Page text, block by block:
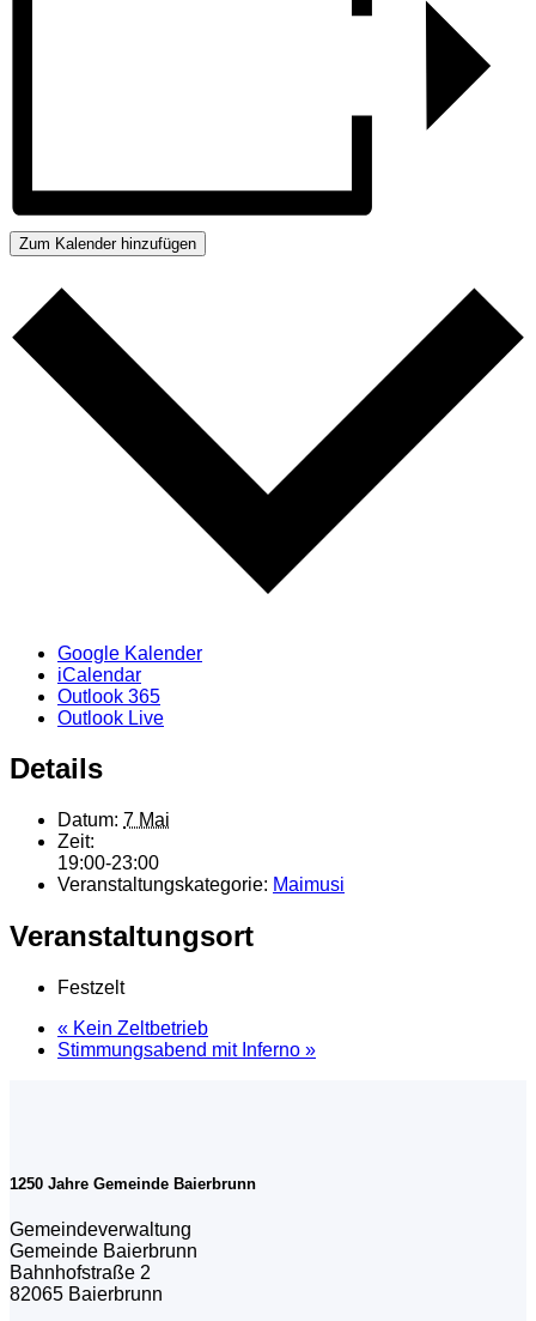
Zum Kalender hinzufügen
Google Kalender
iCalendar
Outlook 365
Outlook Live
Details
Datum: 7 Mai
Zeit:
19:00-23:00
Veranstaltungskategorie: Maimusi
Veranstaltungsort
Festzelt
« Kein Zeltbetrieb
Stimmungsabend mit Inferno »
1250 Jahre Gemeinde Baierbrunn
Gemeindeverwaltung
Gemeinde Baierbrunn
Bahnhofstraße 2
82065 Baierbrunn